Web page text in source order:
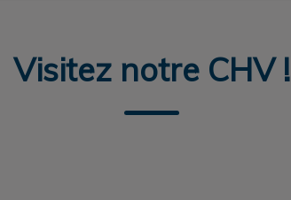
Visitez notre CHV !